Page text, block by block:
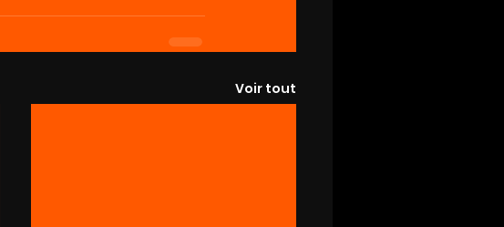
Voir tout